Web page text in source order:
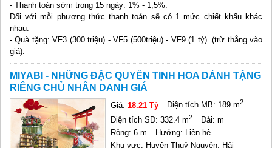
- Thanh toán sớm trong 15 ngày: 1% - 1,5%.
Đối với mỗi phương thức thanh toán sẽ có 1 mức chiết khấu khác
nhau.
- Quà tặng: VF3 (300 triệu) - VF5 (500triệu) - VF9 (1 tỷ). (trừ thẳng vào
giá).
MIYABI - NHỮNG ĐẶC QUYỀN TINH HOA DÀNH TẶNG
RIÊNG CHỦ NHÂN DANH GIÁ
Giá:18.21 Tỷ Diện tích MB: 189 m2
Diện tích SD: 332.4 m2
Dài: m
Rộng: 6 m
Hướng: Liên hệ
Khu vực: Huyện Thuỷ Nguyên, Hải